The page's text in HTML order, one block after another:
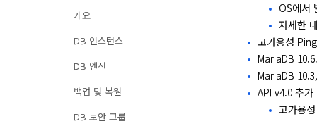
개요
DB 인스턴스
DB 엔진
백업 및 복원
DB 보안 그룹
OS에서
자세한
고가용성
MariaDB
MariaDB
API v4.0 추가
고가용